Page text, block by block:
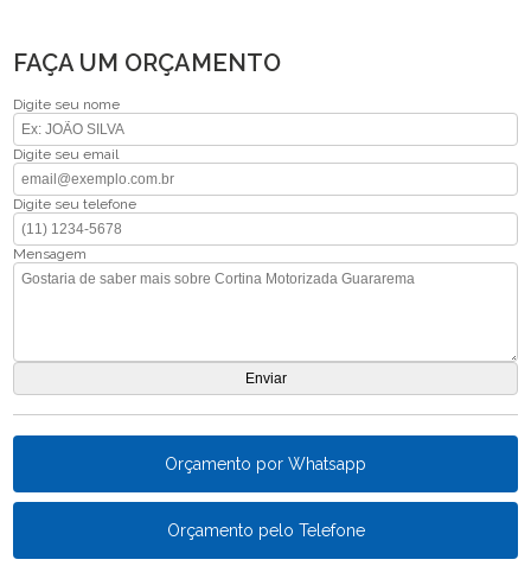
FAÇA UM ORÇAMENTO
Digite seu nome
Digite seu email
Digite seu telefone
Mensagem
Orçamento por Whatsapp
Orçamento pelo Telefone